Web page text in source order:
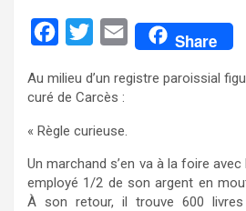
c
b
o
o
i
t
e
r
E
a
Share
Au milieu d’un registre paroissial
curé de Carcès :
« Règle curieuse.
Un marchand s’en va à la foire avec
employé 1/2 de son argent en
À son retour, il trouve 600